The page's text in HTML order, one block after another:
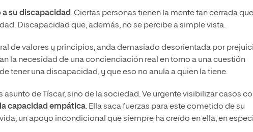
su discapacidad. Ciertas personas tienen la mente tan cerrada que
Discapacidad que, además, no se percibe a simple vista.
de valores y principios, anda demasiado desorientada por
la necesidad de una concienciación real en torno a una cuestión
tener una discapacidad, y que eso no anula a quien la tiene.
asunto de Tíscar, sino de la sociedad. Ve urgente visibilizar casos
capacidad empática. Ella saca fuerzas para este cometido de su
un apoyo incondicional que siempre ha creído en ella, en